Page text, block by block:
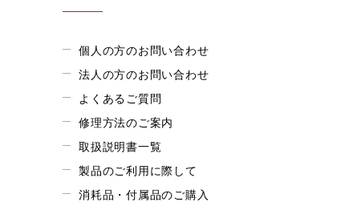
個人の方のお問い合わせ
法人の方のお問い合わせ
よくあるご質問
修理方法のご案内
取扱説明書一覧
製品のご利用に際して
消耗品・付属品のご購入